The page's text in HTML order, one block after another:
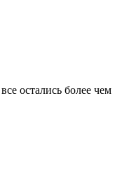
остались более чем